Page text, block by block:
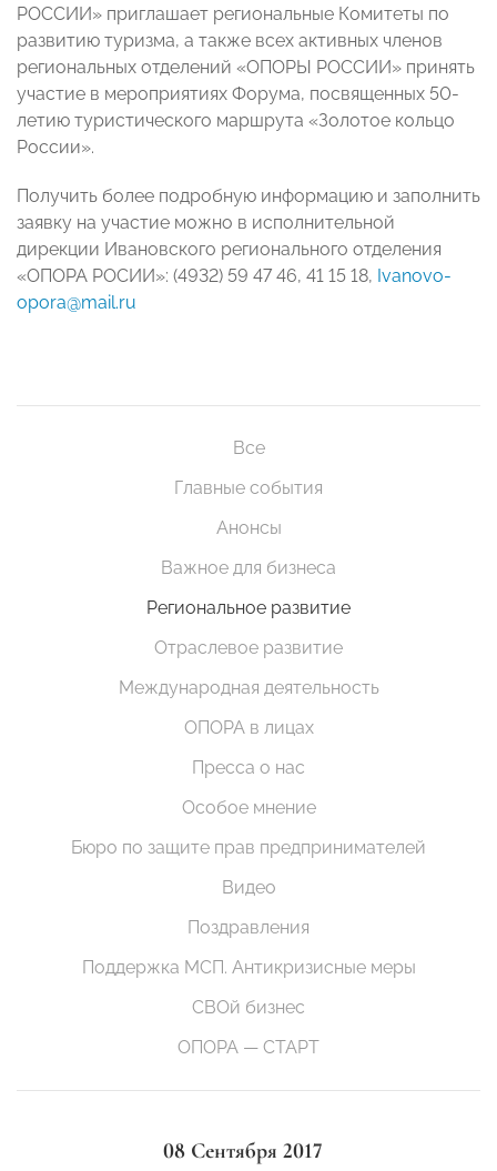
РОССИИ» приглашает региональные Комитеты по
развитию туризма, а также всех активных членов
региональных отделений «ОПОРЫ РОССИИ» принять
участие в мероприятиях Форума, посвященных 50-
летию туристического маршрута «Золотое кольцо
России».
Получить более подробную информацию и заполнить
заявку на участие можно в исполнительной
дирекции Ивановского регионального отделения
«ОПОРА РОСИИ»: (4932) 59 47 46, 41 15 18, Ivanovo-
opora@mail.ru
Все
Главные события
Анонсы
Важное для бизнеса
Региональное развитие
Отраслевое развитие
Международная деятельность
ОПОРА в лицах
Пресса о нас
Особое мнение
Бюро по защите прав предпринимателей
Видео
Поздравления
Поддержка МСП. Антикризисные меры
СВОй бизнес
ОПОРА — СТАРТ
08 Сентября 2017